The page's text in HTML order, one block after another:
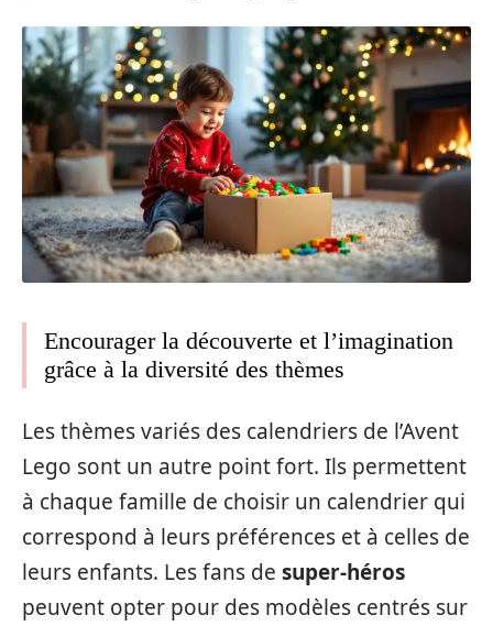
Encourager la découverte et l’imagination
grâce à la diversité des thèmes
Les thèmes variés des calendriers de l’Avent
Lego sont un autre point fort. Ils permettent
à chaque famille de choisir un calendrier qui
correspond à leurs préférences et à celles de
leurs enfants. Les fans de super-héros
peuvent opter pour des modèles centrés sur